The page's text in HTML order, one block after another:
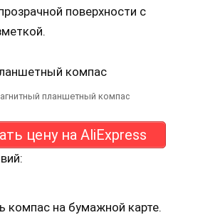
поверхности с
планшетный компас
цену на AliExpress
компас на бумажной карте.